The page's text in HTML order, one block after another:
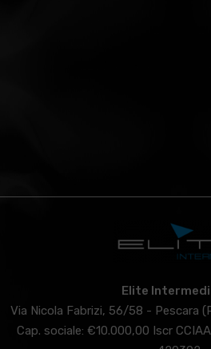
Elite
Via Nicola Fabrizi, 56/58 - Pescara
Cap. sociale: €10.000,00 Iscr